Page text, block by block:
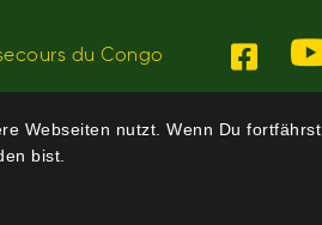
du Congo
Webseiten nutzt. Wenn Du fortfährst,
bist.